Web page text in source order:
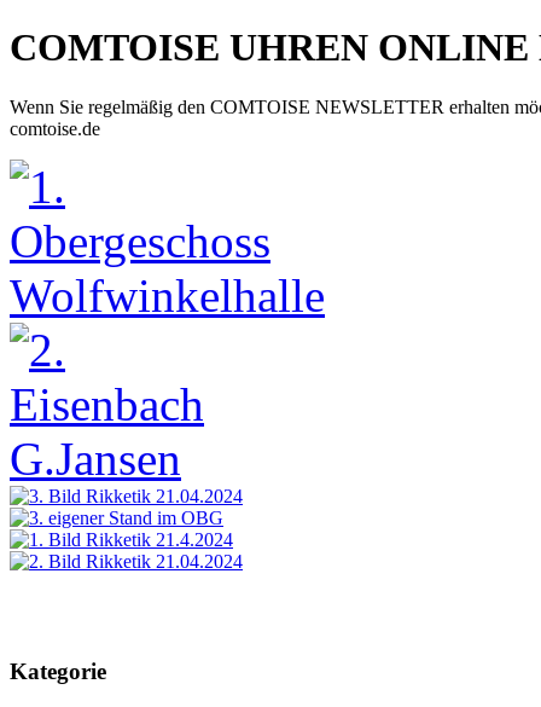
COMTOISE UHREN ONLINE
Wenn Sie regelmäßig den COMTOISE NEWSLETTER erhalten
comtoise.de
Kategorie